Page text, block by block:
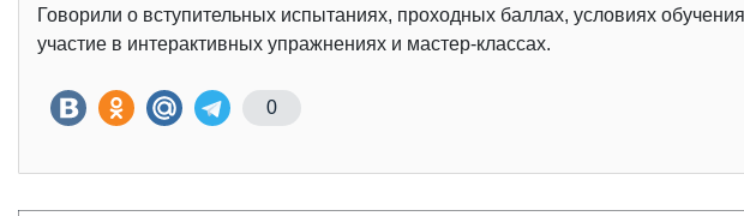
Говорили о вступительных испытаниях, проходных баллах, условиях
участие в интерактивных упражнениях и мастер-классах.
0